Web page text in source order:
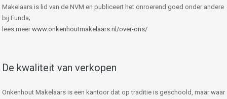
Makelaars is lid van de NVM en publiceert het onroerend goed onder andere
bij Funda;
lees meer www.onkenhoutmakelaars.nl/over-ons/
De kwaliteit van verkopen
Onkenhout Makelaars is een kantoor dat op traditie is geschoold, maar waar